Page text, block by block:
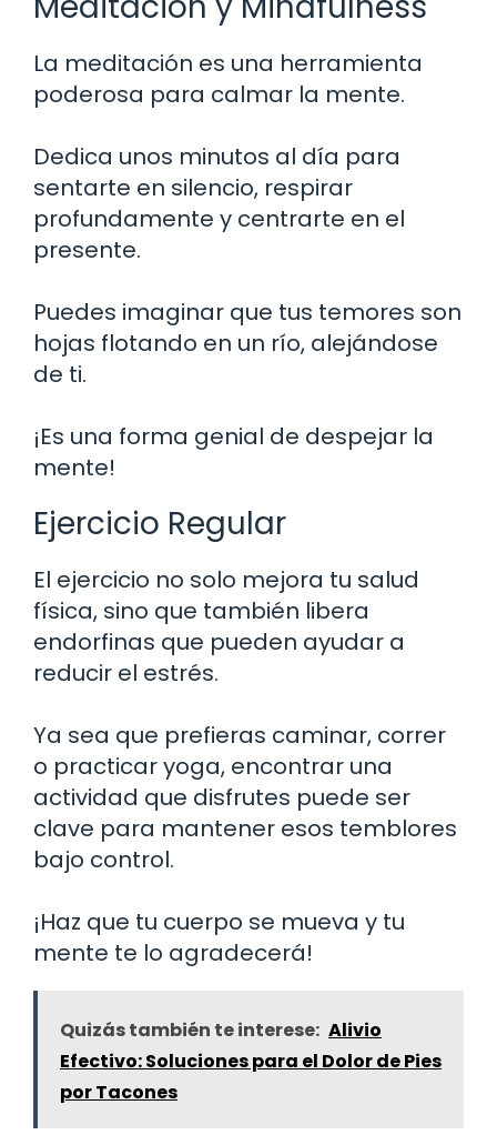
La meditación es una herramienta
poderosa para calmar la mente.
Dedica unos minutos al día para
sentarte en silencio, respirar
profundamente y centrarte en el
presente.
Puedes imaginar que tus temores son
hojas flotando en un río, alejándose
de ti.
¡Es una forma genial de despejar la
mente!
Ejercicio Regular
El ejercicio no solo mejora tu salud
física, sino que también libera
endorfinas que pueden ayudar a
reducir el estrés.
Ya sea que prefieras caminar, correr
o practicar yoga, encontrar una
actividad que disfrutes puede ser
clave para mantener esos temblores
bajo control.
¡Haz que tu cuerpo se mueva y tu
mente te lo agradecerá!
Quizás también te interese: Alivio
Efectivo: Soluciones para el Dolor de Pies
por Tacones